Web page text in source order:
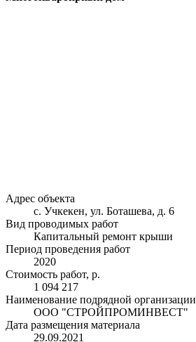
Адрес объекта
с. Учкекен, ул. Боташева, д. 6
Вид проводимых работ
Капитальный ремонт крыши
Период проведения работ
2020
Стоимость работ, р.
1 094 217
Наименование подрядной организации
ООО "СТРОЙПРОМИНВЕСТ"
Дата размещения материала
29.09.2021